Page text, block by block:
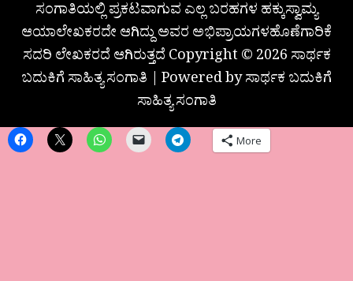
ಸಂಗಾತಿಯಲ್ಲಿ ಪ್ರಕಟವಾಗುವ ಎಲ್ಲ ಬರಹಗಳ ಹಕ್ಕುಸ್ವಾಮ್ಯ
ಆಯಾಲೇಖಕರದೇ ಆಗಿದ್ದು ಅವರ ಅಭಿಪ್ರಾಯಗಳಹೊಣೆಗಾರಿಕೆ
ಸದರಿ ಲೇಖಕರದೆ ಆಗಿರುತ್ತದೆ Copyright © 2026 ಸಾರ್ಥಕ
ಬದುಕಿಗೆ ಸಾಹಿತ್ಯ ಸಂಗಾತಿ | Powered by ಸಾರ್ಥಕ ಬದುಕಿಗೆ
ಸಾಹಿತ್ಯ ಸಂಗಾತಿ
More